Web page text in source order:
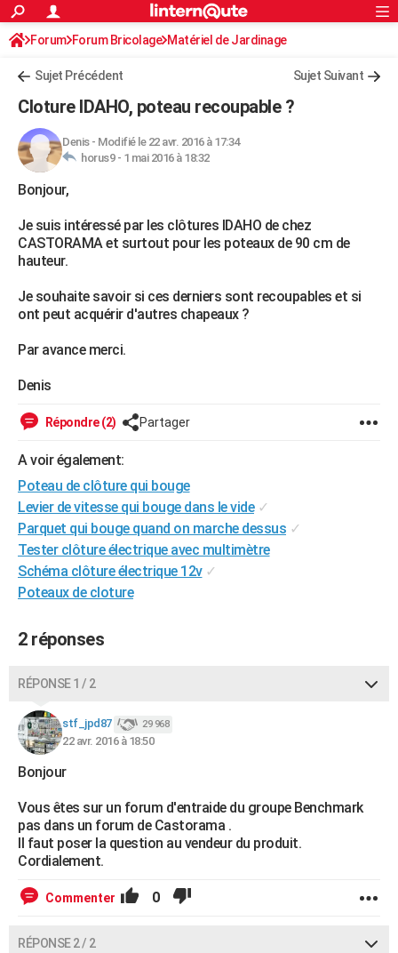
ACTUALITÉS
Politique
Société
Faits Divers
Education
Monde
Villes
+
FINANCE
Retraite
Impôts
Epargne
Immobilier
Risques naturels par ville
Banque
Assurance
Crédit
AUTO
Essais
Réserver un essai
Citadines
Berlines
SUV
Forum auto
+HIGH-TECH
Mobiles
Meilleur smartphone
Internet
Ordinateurs
Jeux vidéo
Guide high-tech
+BRICOLAGE
Forum
Aménagement intérieur
Extérieur
Cuisine
Salle de bains
Jardinage
Rangement
Guides de France
Escapades
Patrimoine
Expositions
Musées
Week-end nature
LIFESTYLE
Art de vivre
Bien-être
Loisirs
ModeModes de vie
SANTE
Alimentation
Guide de la santé
Maladies
Médicaments
Sommeil
VOYAGE
Destinations
City break
Voyage nature
Voyage de noces
Forum
Climat
PHOTO
GUIDES D'ACHAT
BONS PLANS
CARTE DE VOEUX
Carte de Noël
Carte Bonne année
Carte Saint-Valentin
Carte Pâques
Carte d'anniversaire
DICTIONNAIRE
Dictionnaire
Biographies
Citations
Expressions
Proverbes
PROGRAMME TV
COPAINS D'AVANT
FORUM
Bricolage
Lifestyle
Culture
Sport
Auto
Television
Voyage
Cinema
S'inscrire
Connexion
Forum Forum Bricolage Matériel de Jardinage
Sujet Précédent Sujet Suivant
Cloture IDAHO, poteau recoupable ?
Denis- Modifié le 22 avr. 2016 à 17:34
horus9 - 1 mai 2016 à 18:32
Bonjour,
Je suis intéressé par les clôtures IDAHO de chez
CASTORAMA et surtout pour les poteaux de 90 cm de
hauteur.
Je souhaite savoir si ces derniers sont recoupables et si
ont peut acquérir d'autres chapeaux ?
Par avance merci.
Denis
Répondre (2) Partager
A voir également:
Poteau de clôture qui bouge
Levier de vitesse qui bouge dans le vide ✓
Parquet qui bouge quand on marche dessus ✓
Tester clôture électrique avec multimètre
Schéma clôture électrique 12v ✓
Poteaux de cloture
2 réponses
RÉPONSE 1 / 2
stf_jpd87 29 968
22 avr. 2016 à 18:50
Bonjour
Vous êtes sur un forum d'entraide du groupe Benchmark
pas dans un forum de Castorama .
Il faut poser la question au vendeur du produit.
Cordialement.
Commenter 0
RÉPONSE 2 / 2